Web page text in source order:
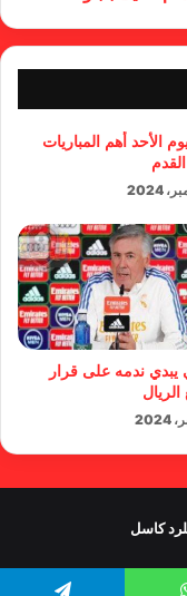
الأحد أهم المباريات
يبدي ندمه على قرار
الريال